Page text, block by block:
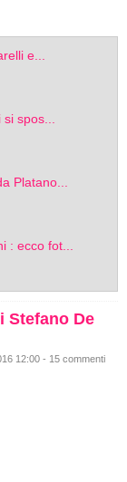
e...
spos...
Platano...
: ecco fot...
Stefano De
12:00 - 15 commenti